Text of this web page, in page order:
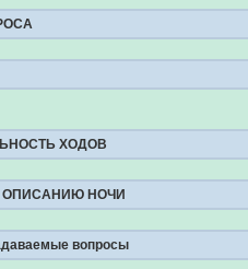
ХОДОВ
ОПИСАНИЮ НОЧИ
вопросы